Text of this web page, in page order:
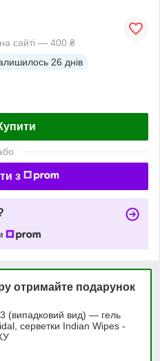
сайті — 400 ₴
26 днів
з
отримайте подарунок
вид) — гель
серветки Indian Wipes -